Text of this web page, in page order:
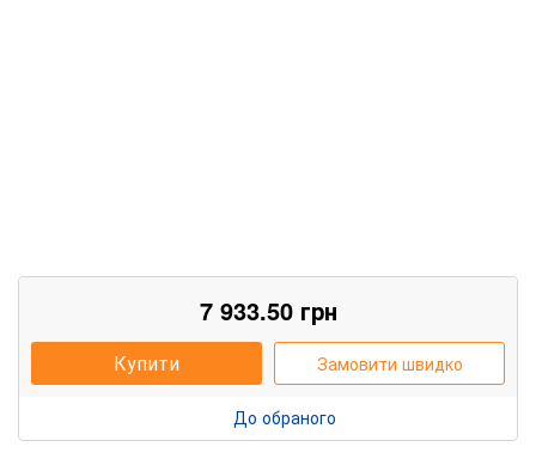
7 933.50грн
Купити Замовити швидко
До обраного